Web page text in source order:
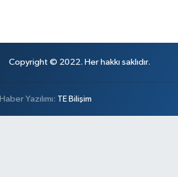
Copyright © 2022. Her hakkı saklıdır.
Haber Yazılımı: TE Bilişim